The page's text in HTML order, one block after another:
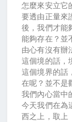
怎麼來安立它
要透由正量來
後，我們才能
能夠存在？並
由心有沒有辦
這個境的話，
這個境界的話
在呢？並不是
我們內心當中
今天我們在為
西之上，取上